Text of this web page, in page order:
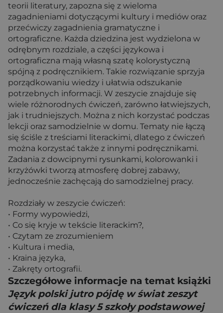
teorii literatury, zapozna się z wieloma
zagadnieniami dotyczącymi kultury i mediów oraz
przećwiczy zagadnienia gramatyczne i
ortograficzne. Każda dziedzina jest wydzielona w
odrębnym rozdziale, a części językowa i
ortograficzna mają własną szatę kolorystyczną
spójną z podręcznikiem. Takie rozwiązanie sprzyja
porządkowaniu wiedzy i ułatwia odszukanie
potrzebnych informacji. W zeszycie znajduje się
wiele różnorodnych ćwiczeń, zarówno łatwiejszych,
jak i trudniejszych. Można z nich korzystać podczas
lekcji oraz samodzielnie w domu. Tematy nie łączą
się ściśle z treściami literackimi, dlatego z ćwiczeń
można korzystać także z innymi podręcznikami.
Zadania z dowcipnymi rysunkami, kolorowanki i
krzyżówki tworzą atmosferę dobrej zabawy,
jednocześnie zachęcają do samodzielnej pracy.
Rozdziały w zeszycie ćwiczeń:
• Formy wypowiedzi,
• Co się kryje w tekście literackim?,
• Czytam ze zrozumieniem
• Kultura i media,
• Kraina języka,
• Zakręty ortografii.
Szczegółowe informacje na temat książki
Język polski jutro pójdę w świat zeszyt
ćwiczeń dla klasy 5 szkoły podstawowej